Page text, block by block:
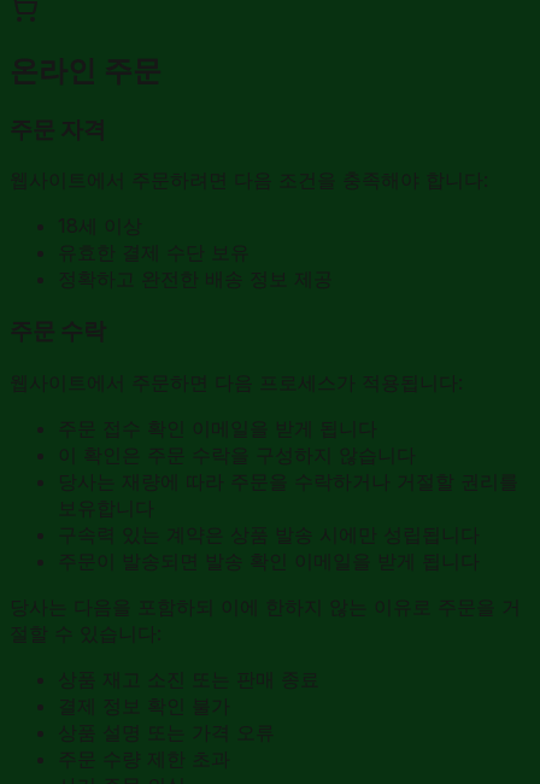
온라인 주문
주문 자격
웹사이트에서 주문하려면 다음 조건을 충족해야 합니다:
18세 이상
유효한 결제 수단 보유
정확하고 완전한 배송 정보 제공
주문 수락
웹사이트에서 주문하면 다음 프로세스가 적용됩니다:
주문 접수 확인 이메일을 받게 됩니다
이 확인은 주문 수락을 구성하지 않습니다
당사는 재량에 따라 주문을 수락하거나 거절할 권리를
보유합니다
구속력 있는 계약은 상품 발송 시에만 성립됩니다
주문이 발송되면 발송 확인 이메일을 받게 됩니다
당사는 다음을 포함하되 이에 한하지 않는 이유로 주문을 거
절할 수 있습니다:
상품 재고 소진 또는 판매 종료
결제 정보 확인 불가
상품 설명 또는 가격 오류
주문 수량 제한 초과